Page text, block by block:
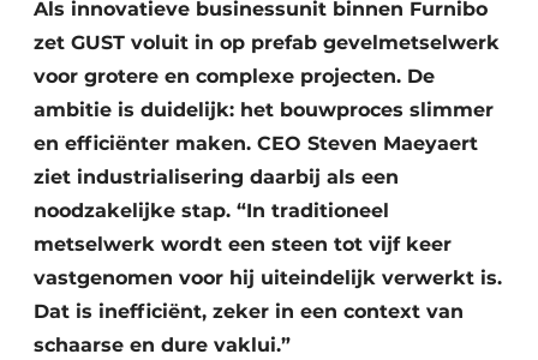
Als innovatieve businessunit binnen Furnibo
zet GUST voluit in op prefab gevelmetselwerk
voor grotere en complexe projecten. De
ambitie is duidelijk: het bouwproces slimmer
en efficiënter maken. CEO Steven Maeyaert
ziet industrialisering daarbij als een
noodzakelijke stap. “In traditioneel
metselwerk wordt een steen tot vijf keer
vastgenomen voor hij uiteindelijk verwerkt is.
Dat is inefficiënt, zeker in een context van
schaarse en dure vaklui.”